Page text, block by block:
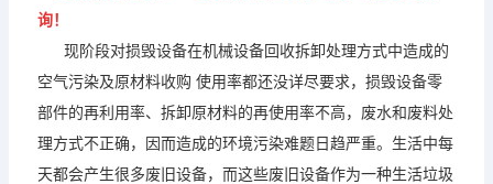
询！
现阶段对损毁设备在机械设备回收拆卸处理方式中造成的
空气污染及原材料收购 使用率都还没详尽要求，损毁设备零
部件的再利用率、拆卸原材料的再使用率不高，废水和废料处
理方式不正确，因而造成的环境污染难题日趋严重。生活中每
天都会产生很多废旧设备，而这些废旧设备作为一种生活垃圾